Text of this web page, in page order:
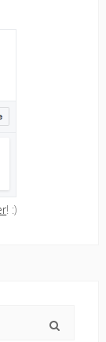
! :)